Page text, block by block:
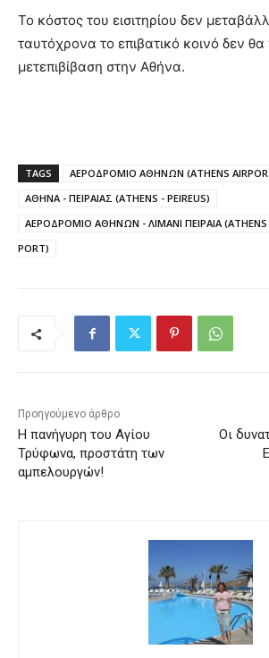
Το κόστος του εισιτηρίου δεν
ταυτόχρονα το επιβατικό κοινό δεν θα
μετεπιβίβαση στην Αθήνα.
TAGS ΑΕΡΟΔΡΟΜΙΟ ΑΘΗΝΩΝ (ATHENS
ΑΘΗΝΑ - ΠΕΙΡΑΙΑΣ (ATHENS - PEIREUS)
ΑΕΡΟΔΡΟΜΙΟ ΑΘΗΝΩΝ - ΛΙΜΑΝΙ ΠΕΙΡΑΙΑ (ATHENS
PORT)
Προηγούμενο άρθρο
Η πανήγυρη του Αγίου
Τρύφωνα, προστάτη των
αμπελουργών!
Οι